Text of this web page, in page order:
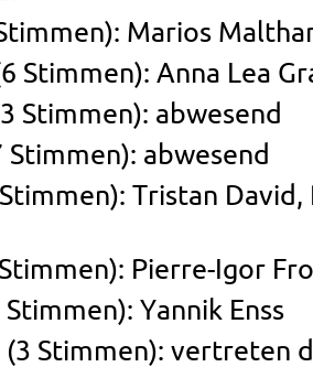
Ma­ri­os
Stim­men): Anna Lea
Stim­men): ab­we­send
Stim­men): ab­we­send
Tris­tan
Stim­men): Pier­re-Igor
Stim­men): Yan­nik Enss
(3 Stim­men): ver­tre­ten